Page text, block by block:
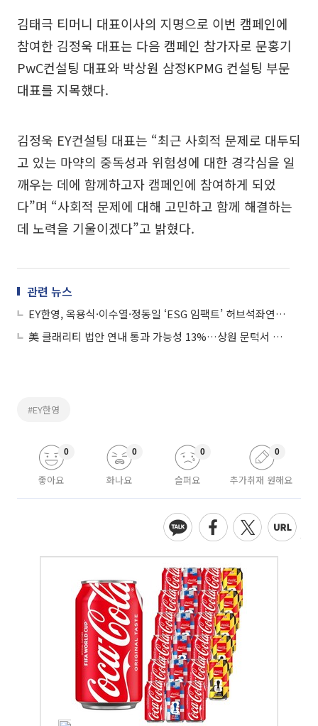
김태극 티머니 대표이사의 지명으로 이번 캠페인에
참여한 김정욱 대표는 다음 캠페인 참가자로 문홍기
PwC컨설팅 대표와 박상원 삼정KPMG 컨설팅 부문
대표를 지목했다.
김정욱 EY컨설팅 대표는 “최근 사회적 문제로 대두되
고 있는 마약의 중독성과 위험성에 대한 경각심을 일
깨우는 데에 함께하고자 캠페인에 참여하게 되었
다”며 “사회적 문제에 대해 고민하고 함께 해결하는
데 노력을 기울이겠다”고 밝혔다.
관련 뉴스
EY한영, 옥용식·이수열·정동일 ‘ESG 임팩트’ 허브석좌연구교수 위촉…“리서치 역량 강화”
美 클래리티 법안 연내 통과 가능성 13%…상원 문턱서 제동
#EY한영
좋아요
0
화나요
0
슬퍼요
0
추가취재 원해요
0